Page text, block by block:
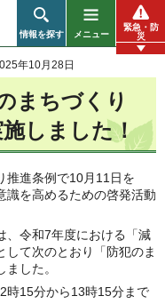
情報を探す メニュー
緊急・防
災
年10月28日
まちづくり
しました！
推進条例で10月11日を
識を高めるための啓発活動
、令和7年度における「減
して次のとおり「防犯のま
した。
時15分から13時15分まで